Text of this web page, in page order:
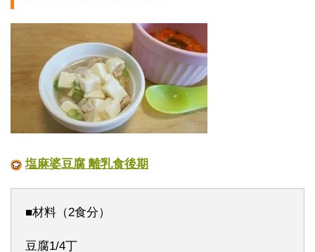
塩麻婆豆腐 離乳食後期
■材料（2食分）
豆腐1/4丁